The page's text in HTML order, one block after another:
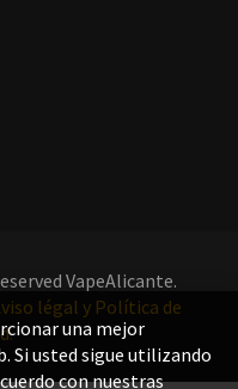
VapeAlicante.
légal y Política de
.
una mejor
Si usted sigue utilizando
con nuestras